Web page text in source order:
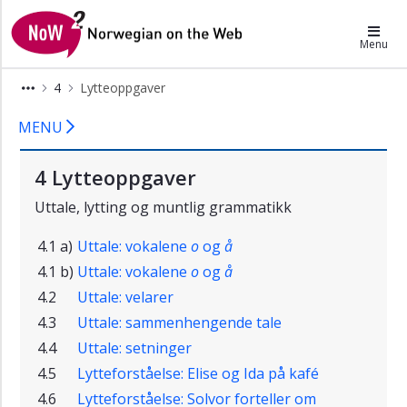
NoW2 Menu
4 Lytteoppgaver
Lytteoppgaver
×
A
Valg
bolig
B
boligannonse
Boligtyper
Skriftlige
oppgaver
Lytteoppgaver
Grammatikk
MENU
4 Lytteoppgaver
Uttale, lytting og muntlig grammatikk
4.1 a) Uttale: vokalene oogå
4.1 b) Uttale: vokalene oogå
4.2
Uttale: velarer
4.3
Uttale: sammenhengende tale
4.4
Uttale: setninger
4.5
Lytteforståelse: Elise og Ida på kafé
4.6
Lytteforståelse: Solvor forteller om